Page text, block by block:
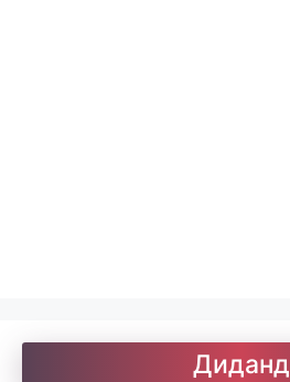
Рефератҳо-2Диданд